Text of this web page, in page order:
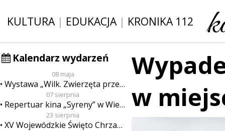
KULTURA| EDUKACJA| KRONIKA 112
Kalendarz wydarzeń
08 maja
Wystawa „Wilk. Zwierzęta przeklęte”
07 sierpnia
Repertuar kina „Syreny” w Wieluniu w dn. od 7 do 13 sierpnia
23 sierpnia
XV Wojewódzkie Święto Chrzanu
w